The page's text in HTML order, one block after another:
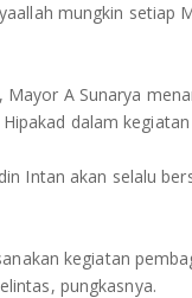
mungkin
A Sunarya
dalam
Intan akan selalu
kegiatan
pungkasnya.